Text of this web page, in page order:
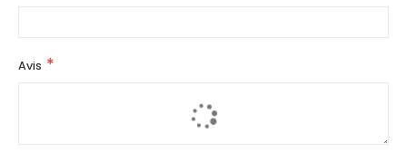
Avis